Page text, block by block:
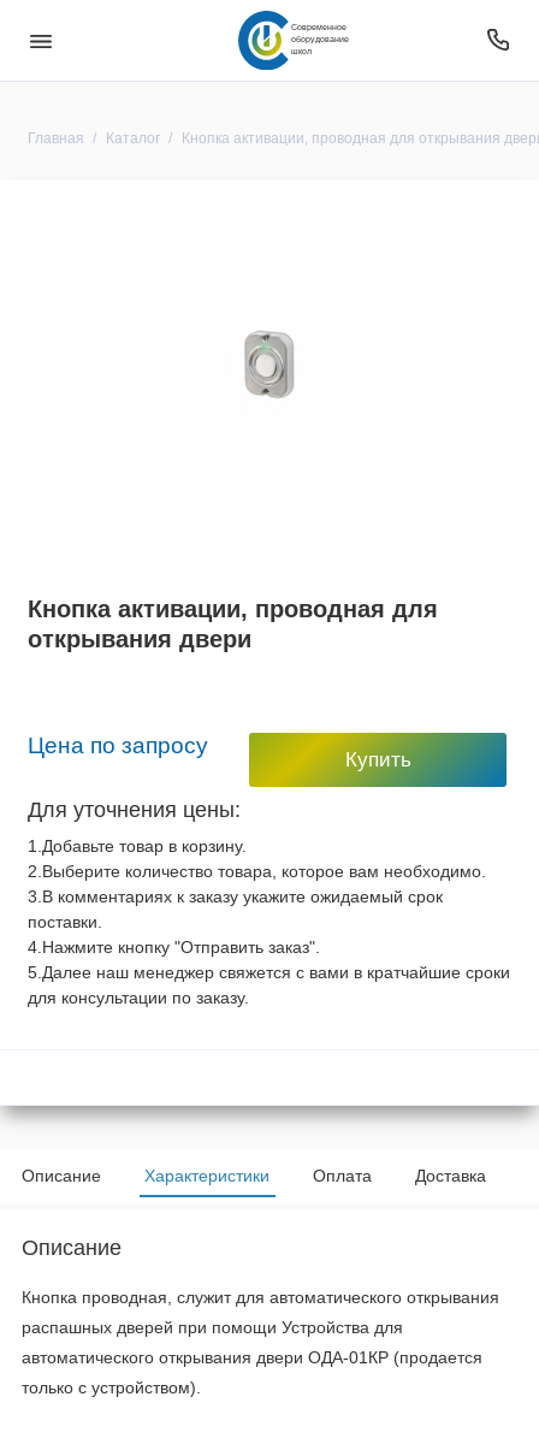
Современное
оборудование
школ
Главная Каталог Кнопка активации, проводная для открывания
Кнопка активации, проводная для
открывания двери
Цена по запросу
Купить
Для уточнения цены:
1.Добавьте товар в корзину.
2.Выберите количество товара, которое вам необходимо.
3.В комментариях к заказу укажите ожидаемый срок
поставки.
4.Нажмите кнопку "Отправить заказ".
5.Далее наш менеджер свяжется с вами в кратчайшие сроки
для консультации по заказу.
Описание Характеристики Оплата Доставка
Описание
Кнопка проводная, служит для автоматического открывания
распашных дверей при помощи Устройства для
автоматического открывания двери ОДА-01КР (продается
только с устройством).